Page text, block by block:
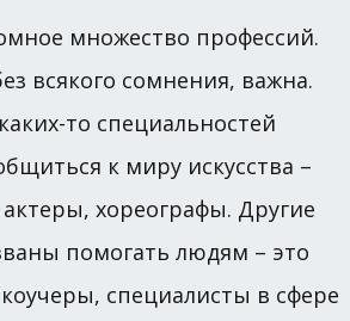
множество профессий.
всякого сомнения, важна.
то специальностей
к миру искусства –
хореографы. Другие
помогать людям – это
специалисты в сфере